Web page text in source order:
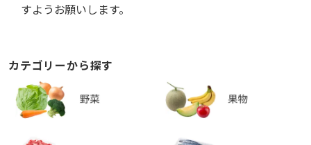
すようお願いします。
カテゴリーから探す